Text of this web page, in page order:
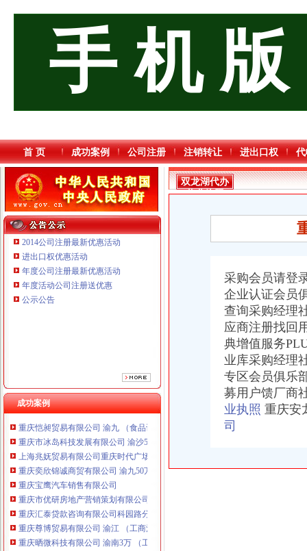
手 机 版
首 页 成功案例 公司注册 注销转让 进出口权
2014公司注册最新优惠活动
进出口权优惠活动
年度公司注册最新优惠活动
年度活动公司注册送优惠
公示公告
成功案例
重庆奕欣锦诚商贸有限公司 渝九50万 （工商注册）
重庆汇泰贷款咨询有限公司科园路分公司 渝高 （工商注册）
重庆晒微科技有限公司 渝南3万 （工商注册）
重庆展优科技有限公司 渝中3万 （工商注册）
重庆谦如福商贸有限公司 渝南3万 （公司转让）
重庆恺昶贸易有限公司 渝九 （食品许可证）
重庆市冰岛科技发展有限公司 渝沙50万 （进出口权）
上海兆妩贸易有限公司重庆时代广场分公司 渝中 （工商注册）
重庆奕欣锦诚商贸有限公司 渝九50万 （工商注册）
重庆宝鹰汽车销售有限公司
重庆市优研房地产营销策划有限公司
重庆汇泰贷款咨询有限公司科园路分公司 渝高 （工商注册）
重庆尊博贸易有限公司 渝江 （工商注册）
重庆晒微科技有限公司 渝南3万 （工商注册）
重庆展优科技有限公司 渝中3万 （工商注册）
双龙湖代办
营业执照
采购会员请登
企业认证会员
查询采购经理
应商注册找回
典增值服务
业库采购经理
专区会员俱乐
募用户馈厂商
业执照 重庆安
司